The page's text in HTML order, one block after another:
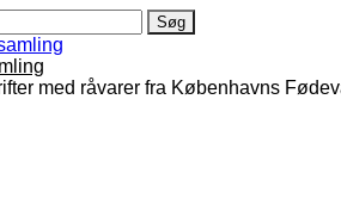
med råvarer fra Københavns